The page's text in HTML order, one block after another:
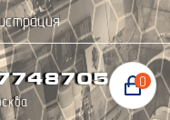
8705 0